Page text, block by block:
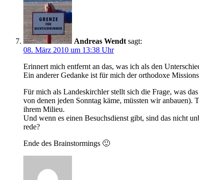
Andreas Wendt sagt:
08. März 2010 um 13:38 Uhr
Erinnert mich entfernt an das, was ich als den
Ein anderer Gedanke ist für mich der orthodoxe
Für mich als Landeskirchler stellt sich die Frage, was
von denen jeden Sonntag käme, müssten wir
ihrem Milieu.
Und wenn es einen Besuchsdienst gibt, sind das nicht
rede?
Ende des Brainstormings 🙂